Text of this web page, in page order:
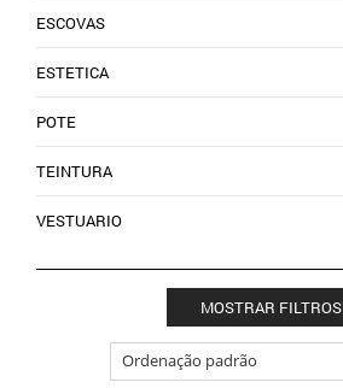
MOSTRAR FILTROS
ESCOVAS
ESTETICA
POTE
TEINTURA
VESTUARIO